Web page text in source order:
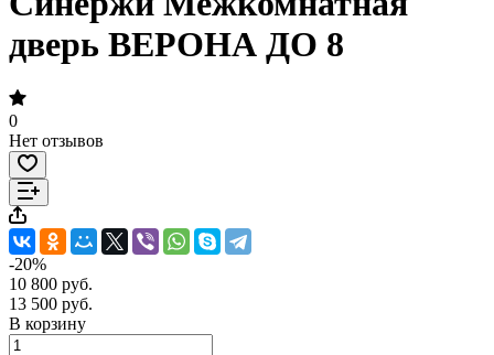
дверь ВЕРОНА ДО 8
0
Нет отзывов
-20%
10 800 руб.
13 500 руб.
В корзину